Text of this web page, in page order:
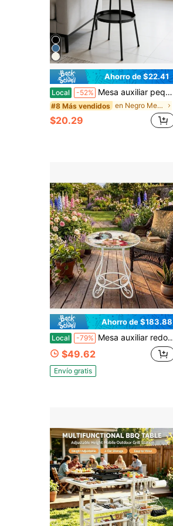
Ahorro de $22.41
Local -52% Mesa auxiliar pequeña de patio, mesa de extremo redonda de 2 niveles, mesa de centro redonda de metal para interiores y exteriores, negra
#8 Más vendidos en Negro Mesas de patio
$20.29
Ahorro de $183.88
Local -79% Mesa auxiliar redonda pequeña de 14 pulgadas para exterior, resistente a la intemperie, de metal elegante, para patio, jardín, porche, sala de estar, interior, mesa de café, té y plantas (Acuarela)
$49.62
Envío gratis